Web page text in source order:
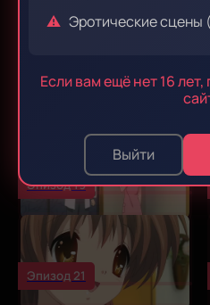
Эротические сцены
Если вам ещё нет 16
Выйти
Эпизод 19
Эпизод 21